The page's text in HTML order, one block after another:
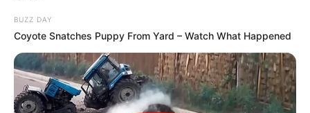
BUZZ DAY
Coyote Snatches Puppy From Yard – Watch What Happened